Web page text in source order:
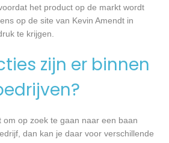
het product op de markt wordt
op de site van Kevin Amendt in
te krijgen.
zijn er binnen
om op zoek te gaan naar een baan
dan kan je daar voor verschillende